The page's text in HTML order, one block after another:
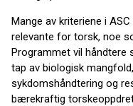
Mange av kriteriene i
relevante for torsk, noe
Programmet vil
tap av biologisk
sykdomshåndtering og
bærekraftig